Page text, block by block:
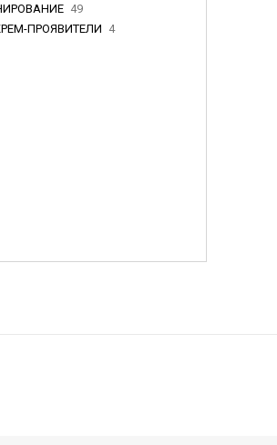
49
ПРОЯВИТЕЛИ 4